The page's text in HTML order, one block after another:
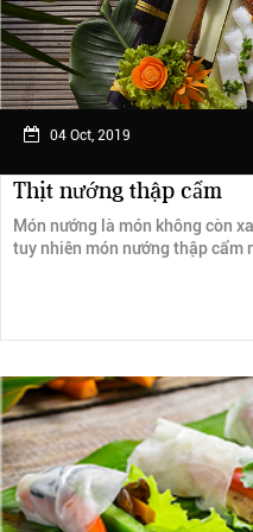
04 Oct, 2019
Thịt nướng thập cẩm
Món nướng là món không còn
tuy nhiên món nướng thập cẩm